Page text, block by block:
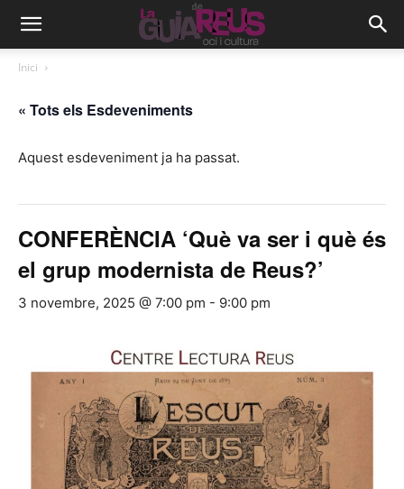
Inici
« Tots els Esdeveniments
Aquest esdeveniment ja ha passat.
CONFERÈNCIA ‘Què va ser i què és
el grup modernista de Reus?’
3 novembre, 2025 @ 7:00 pm - 9:00 pm